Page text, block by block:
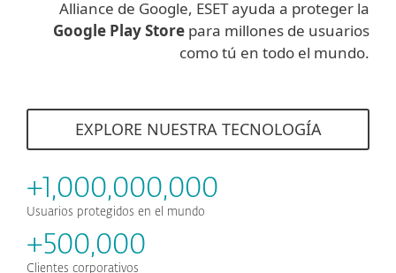
Alliance de Google, ESET ayuda a proteger la
Google Play Store para millones de usuarios
como tú en todo el mundo.
EXPLORE NUESTRA TECNOLOGÍA
+1,000,000,000
Usuarios protegidos en el mundo
+500,000
Clientes corporativos